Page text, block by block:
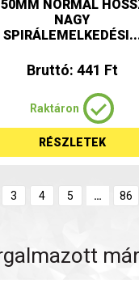
NORMÁL
NAGY
Bruttó: 441 Ft
Raktáron
RÉSZLETEK
3 4 5 … 86